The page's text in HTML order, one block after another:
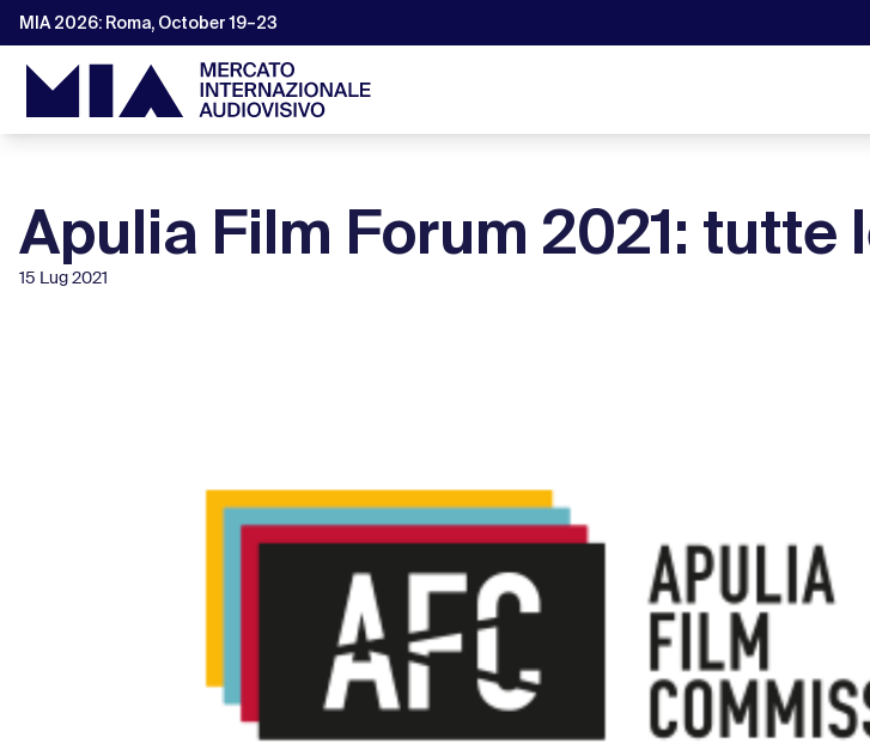
MIA 2026: Roma, October 19–23
Apulia Film Forum 2021: tutte
15 Lug 2021